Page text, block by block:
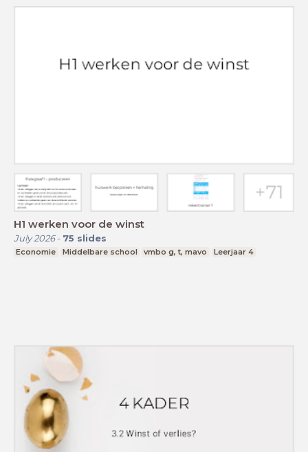
H1 werken voor de winst
July 2026- 75 slides
Economie Middelbare school vmbo g, t, mavo Leerjaar 4